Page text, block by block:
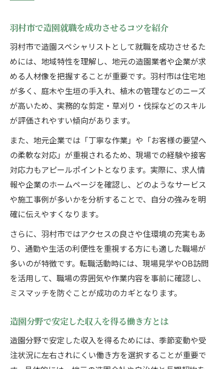
羽村市で造園就職を成功させるコツを紹介
羽村市で造園スペシャリストとして就職を成功させるた
めには、地域特性を理解し、地元の造園業者や企業が求
める人材像を把握することが重要です。羽村市は住宅地
が多く、庭木や生垣の手入れ、植木の管理などのニーズ
が高いため、実務的な剪定・草刈り・伐採などのスキル
が評価されやすい傾向があります。
また、地元企業では「丁寧な作業」や「お客様の要望へ
の柔軟な対応」が重視されるため、現場での経験や接客
対応力もアピールポイントとなります。実際に、求人情
報や企業のホームページを確認し、どのようなサービス
や施工事例が多いかを分析することで、自分の強みを明
確に伝えやすくなります。
さらに、羽村市ではアクセスの良さや住環境の充実もあ
り、通勤や生活の利便性を重視する方にも適した職場が
多いのが特徴です。転職活動時には、現場見学やOB訪問
を活用して、職場の雰囲気や作業内容を事前に確認し、
ミスマッチを防ぐことが成功のカギとなります。
造園分野で安定した収入を得る働き方とは
造園分野で安定した収入を得るためには、季節変動や受
注状況に左右されにくい働き方を選択することが重要で